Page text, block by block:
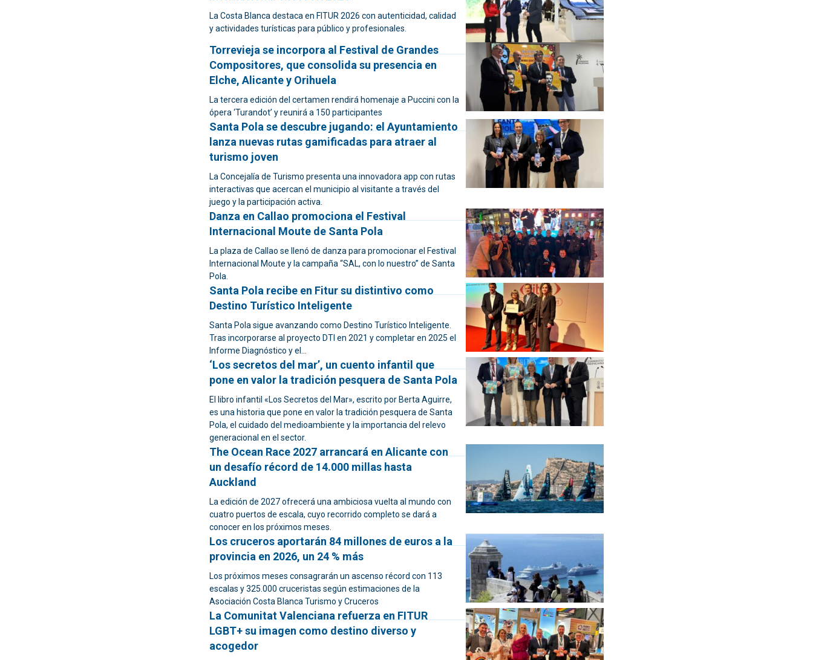
La Costa Blanca destaca en FITUR 2026 con autenticidad, calidad
y actividades turísticas para público y profesionales.
Torrevieja se incorpora al Festival de Grandes
Compositores, que consolida su presencia en
Elche, Alicante y Orihuela
La tercera edición del certamen rendirá homenaje a Puccini con la
ópera ‘Turandot’ y reunirá a 150 participantes
Santa Pola se descubre jugando: el Ayuntamiento
lanza nuevas rutas gamificadas para atraer al
turismo joven
La Concejalía de Turismo presenta una innovadora app con rutas
interactivas que acercan el municipio al visitante a través del
juego y la participación activa.
Danza en Callao promociona el Festival
Internacional Moute de Santa Pola
La plaza de Callao se llenó de danza para promocionar el Festival
Internacional Moute y la campaña “SAL, con lo nuestro” de Santa
Pola.
Santa Pola recibe en Fitur su distintivo como
Destino Turístico Inteligente
Santa Pola sigue avanzando como Destino Turístico Inteligente.
Tras incorporarse al proyecto DTI en 2021 y completar en 2025 el
Informe Diagnóstico y el...
‘Los secretos del mar’, un cuento infantil que
pone en valor la tradición pesquera de Santa Pola
El libro infantil «Los Secretos del Mar», escrito por Berta Aguirre,
es una historia que pone en valor la tradición pesquera de Santa
Pola, el cuidado del medioambiente y la importancia del relevo
generacional en el sector.
The Ocean Race 2027 arrancará en Alicante con
un desafío récord de 14.000 millas hasta
Auckland
La edición de 2027 ofrecerá una ambiciosa vuelta al mundo con
cuatro puertos de escala, cuyo recorrido completo se dará a
conocer en los próximos meses.
Los cruceros aportarán 84 millones de euros a la
provincia en 2026, un 24 % más
Los próximos meses consagrarán un ascenso récord con 113
escalas y 325.000 cruceristas según estimaciones de la
Asociación Costa Blanca Turismo y Cruceros
La Comunitat Valenciana refuerza en FITUR
LGBT+ su imagen como destino diverso y
acogedor